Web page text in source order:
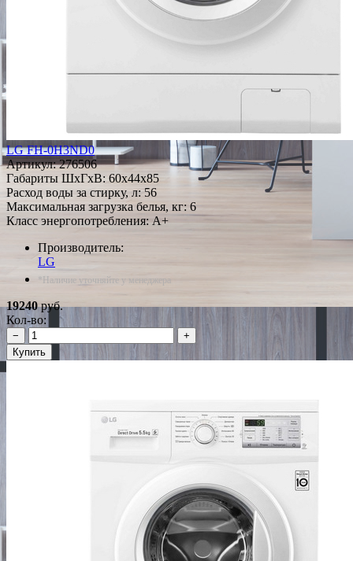
LG FH-0H3ND0
Артикул:276506
Габариты ШxГxВ: 60x44x85
Расход воды за стирку, л: 56
Максимальная загрузка белья, кг: 6
Класс энергопотребления: A+
Производитель:
LG
*Наличие уточняйте у менеджера
19240руб.
Кол-во:
−
+
Купить